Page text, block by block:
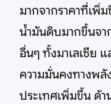
มากจากราคาที่เพิ่
น้ำมันดิบมากขึ้นจา
อื่นๆ ทั้งมาเลเซีย
ความมั่นคงทางพลั
ประเทศเพิ่มขึ้น ด้า